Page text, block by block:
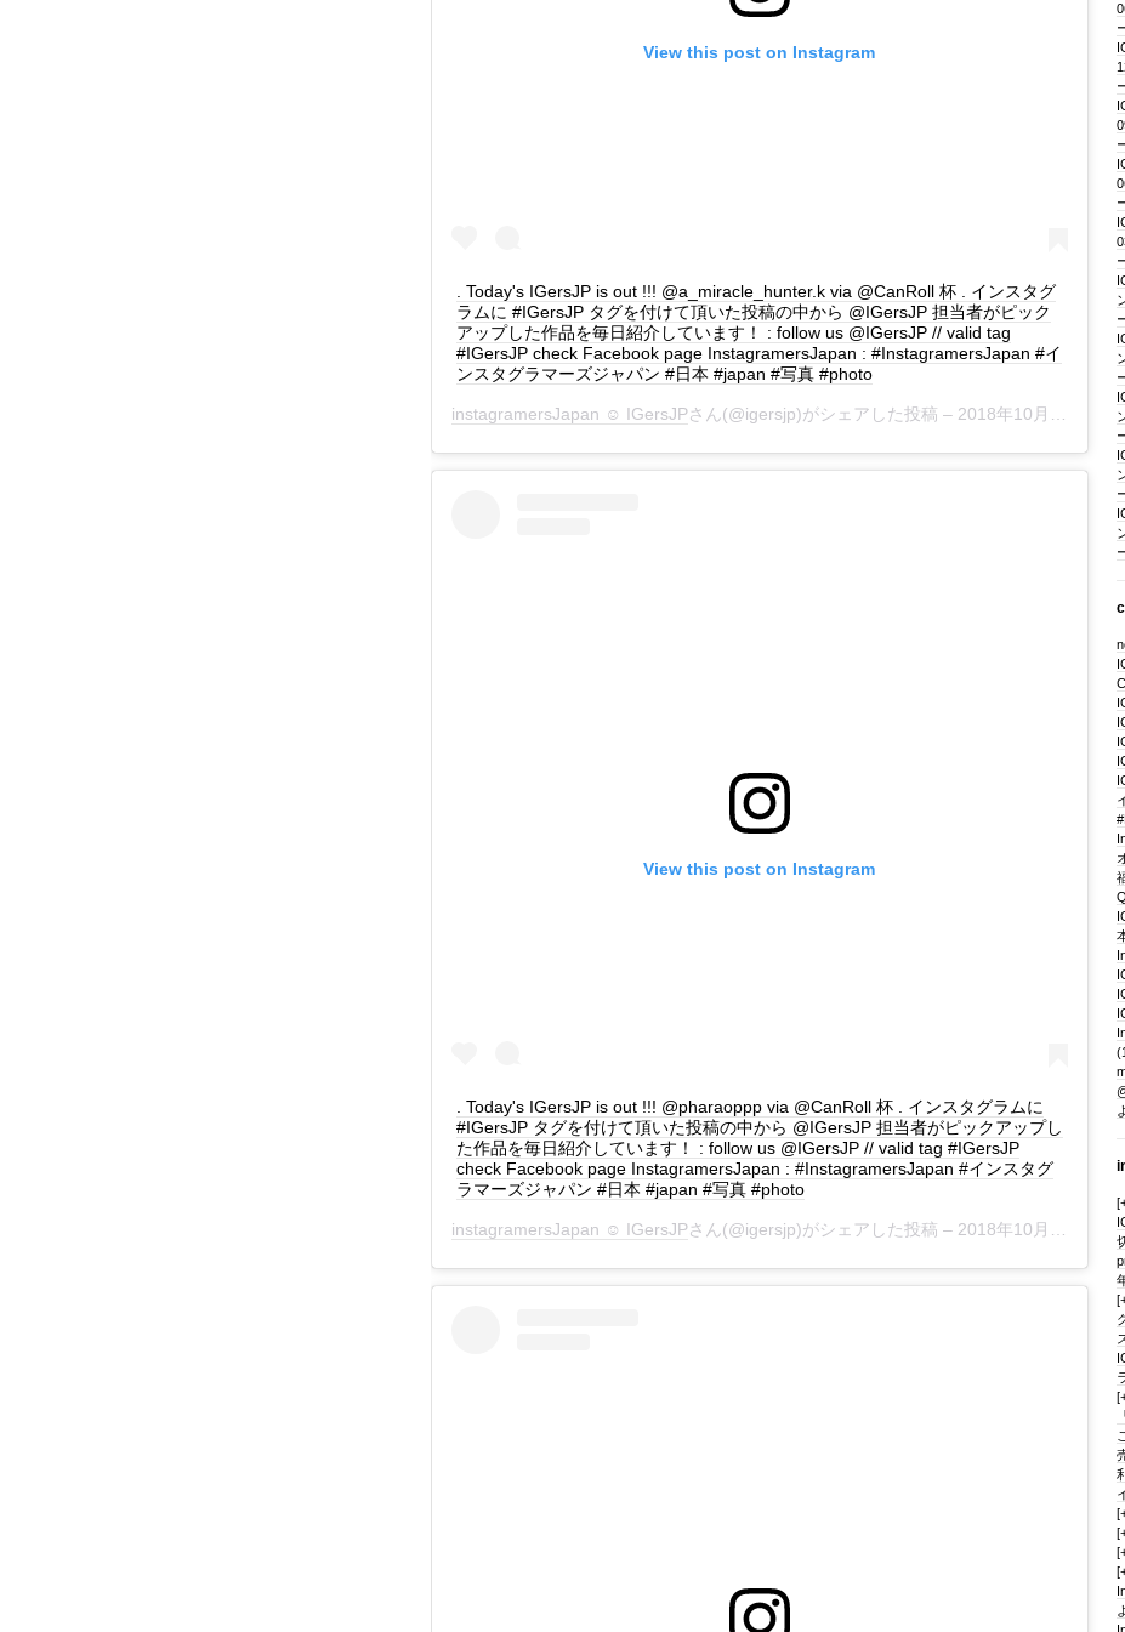
View this post on Instagram
. Today's IGersJP is out !!! @a_miracle_hunter.k via @CanRoll 杯 . インスタグ
ラムに #IGersJP タグを付けて頂いた投稿の中から @IGersJP 担当者がピック
アップした作品を毎日紹介しています！ : follow us @IGersJP // valid tag
#IGersJP check Facebook page InstagramersJapan : #InstagramersJapan #イ
ンスタグラマーズジャパン #日本 #japan #写真 #photo
instagramersJapan ☺︎ IGersJPさん(@igersjp)がシェアした投稿 – 2018年10月月12日午前2時01分PDT
View this post on Instagram
. Today's IGersJP is out !!! @pharaoppp via @CanRoll 杯 . インスタグラムに
#IGersJP タグを付けて頂いた投稿の中から @IGersJP 担当者がピックアップし
た作品を毎日紹介しています！ : follow us @IGersJP // valid tag #IGersJP
check Facebook page InstagramersJapan : #InstagramersJapan #インスタグ
ラマーズジャパン #日本 #japan #写真 #photo
instagramersJapan ☺︎ IGersJPさん(@igersjp)がシェアした投稿 – 2018年10月月10日午後8時06分PDT